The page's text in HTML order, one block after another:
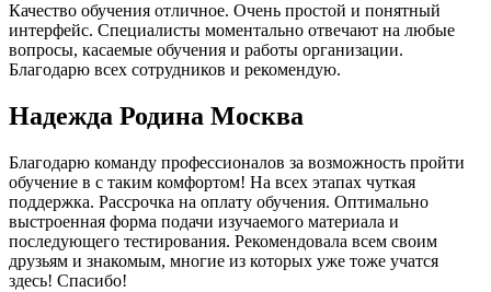
Качество обучения отличное. Очень простой и понятный
интерфейс. Специалисты моментально отвечают на любые
вопросы, касаемые обучения и работы организации.
Благодарю всех сотрудников и рекомендую.
Надежда Родина Москва
Благодарю команду профессионалов за возможность пройти
обучение в с таким комфортом! На всех этапах чуткая
поддержка. Рассрочка на оплату обучения. Оптимально
выстроенная форма подачи изучаемого материала и
последующего тестирования. Рекомендовала всем своим
друзьям и знакомым, многие из которых уже тоже учатся
здесь! Спасибо!